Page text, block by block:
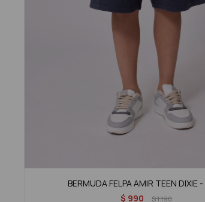
BERMUDA FELPA AMIR TEEN DIXIE
$ 990 $1.190